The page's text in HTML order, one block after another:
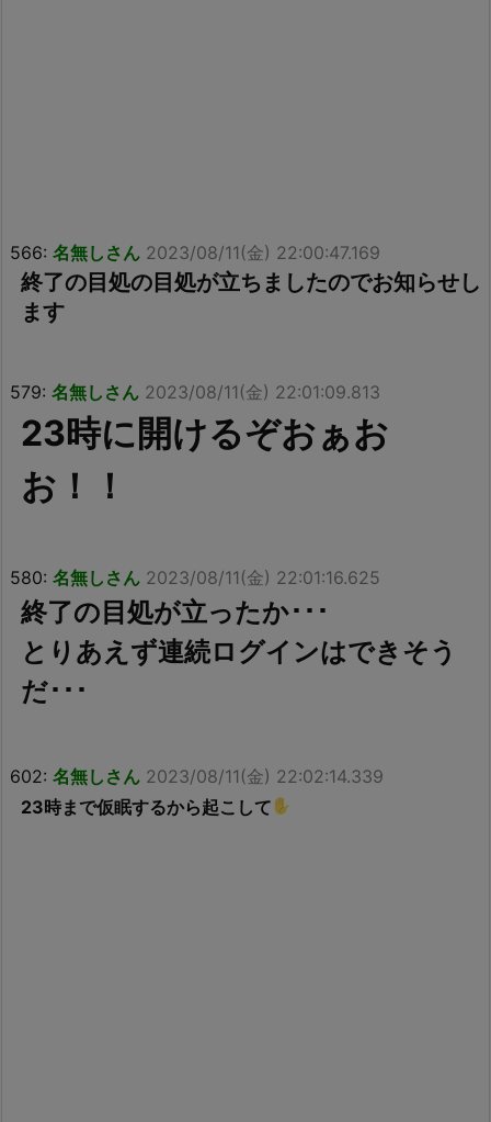
566: 名無しさん 2023/08/11(金) 22:00:47.169
終了の目処の目処が立ちましたのでお知らせし
ます
579: 名無しさん 2023/08/11(金) 22:01:09.813
23時に開けるぞおぁお
お！！
580: 名無しさん 2023/08/11(金) 22:01:16.625
終了の目処が立ったか･･･
とりあえず連続ログインはできそう
だ･･･
602: 名無しさん 2023/08/11(金) 22:02:14.339
23時まで仮眠するから起こして